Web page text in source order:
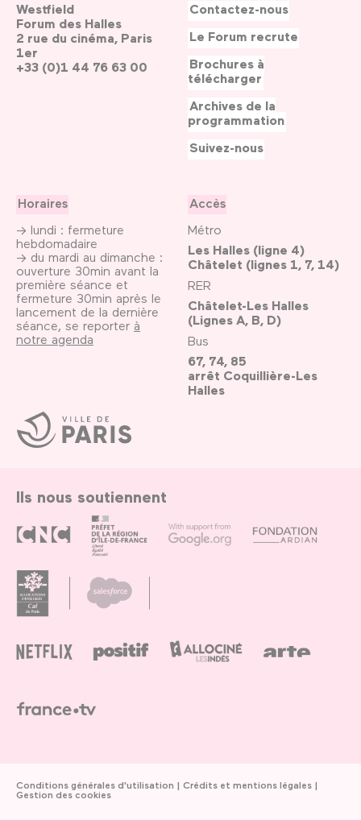
Ville
de
Paris
Westfield
Forum des Halles
2 rue du cinéma, Paris
1er
+33 (0)1 44 76 63 00
Horaires
→ lundi : fermeture
hebdomadaire
→ du mardi au dimanche :
ouverture 30min avant la
première séance et
fermeture 30min après le
lancement de la dernière
séance, se reporter à
notre agenda
Accès
Métro
Les Halles (ligne 4)
Châtelet (lignes 1, 7, 14)
RER
Châtelet-Les Halles
(Lignes A, B, D)
Bus
67, 74, 85
arrêt Coquillière-Les
Halles
Contactez-nous
Le Forum recrute
Brochures à
télécharger
Archives de la
programmation
Suivez-nous
Ils nous soutiennent
Conditions générales d'utilisation
Crédits et mentions légales
Gestion des cookies